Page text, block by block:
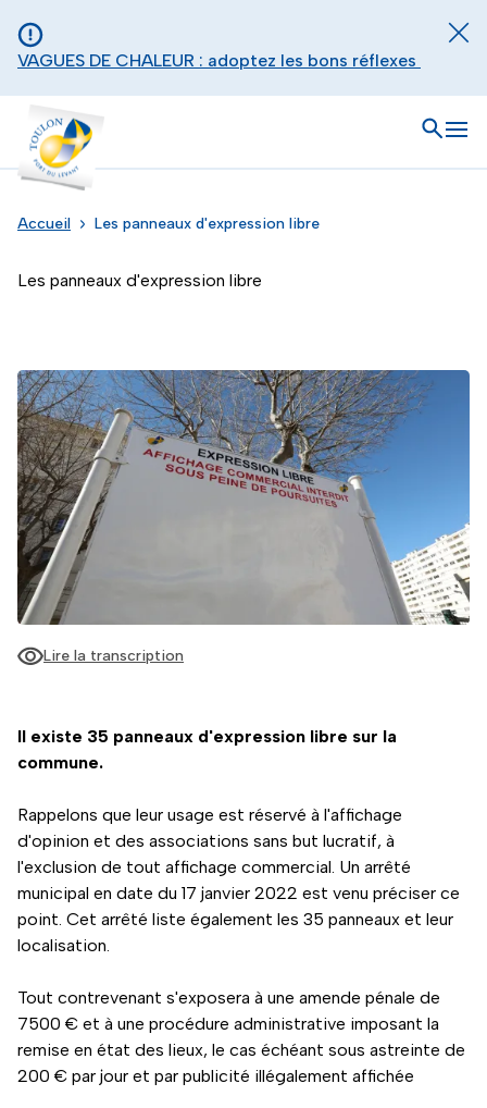
VAGUES DE CHALEUR : adoptez les bons réflexes
Toulon - Port du levant, retour à l'accueil
Ouvrir
Accueil Les panneaux d'expression libre
Les panneaux d'expression libre
Lire la transcription
Il existe 35 panneaux d'expression libre sur la
commune.
Rappelons que leur usage est réservé à l'affichage
d'opinion et des associations sans but lucratif, à
l'exclusion de tout affichage commercial. Un arrêté
municipal en date du 17 janvier 2022 est venu préciser ce
point. Cet arrêté liste également les 35 panneaux et leur
localisation.
Tout contrevenant s'exposera à une amende pénale de
7500 € et à une procédure administrative imposant la
remise en état des lieux, le cas échéant sous astreinte de
200 € par jour et par publicité illégalement affichée